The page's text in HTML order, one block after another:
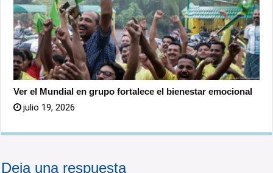
Ver el Mundial en grupo fortalece el bienestar emocional
julio 19, 2026
Deja una respuesta